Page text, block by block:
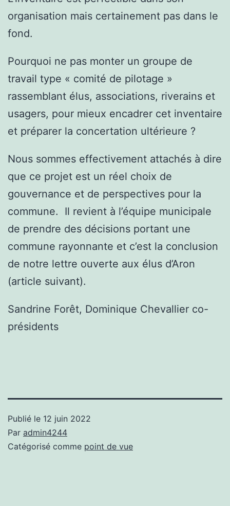
organisation mais certainement pas dans le
fond.
Pourquoi ne pas monter un groupe de
travail type « comité de pilotage »
rassemblant élus, associations, riverains et
usagers, pour mieux encadrer cet inventaire
et préparer la concertation ultérieure ?
Nous sommes effectivement attachés à dire
que ce projet est un réel choix de
gouvernance et de perspectives pour la
commune. Il revient à l’équipe municipale
de prendre des décisions portant une
commune rayonnante et c’est la conclusion
de notre lettre ouverte aux élus d’Aron
(article suivant).
Sandrine Forêt, Dominique Chevallier co-
présidents
Publié le 12 juin 2022
Par admin4244
Catégorisé comme point de vue